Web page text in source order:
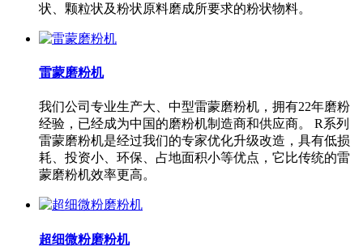
状、颗粒状及粉状原料磨成所要求的粉状物料。
雷蒙磨粉机
我们公司专业生产大、中型雷蒙磨粉机，拥有22年磨粉
经验，已经成为中国的磨粉机制造商和供应商。 R系列
雷蒙磨粉机是经过我们的专家优化升级改造，具有低损
耗、投资小、环保、占地面积小等优点，它比传统的雷
蒙磨粉机效率更高。
超细微粉磨粉机